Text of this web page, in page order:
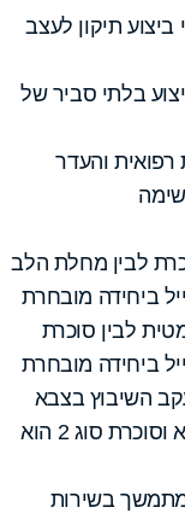
ביצוע תיקון לעצב
בלתי סביר של
והעדר
לבין מחלת הלב
ביחידה מובחרת
לבין סוכרת
ביחידה מובחרת
השיבוץ בצבא
"תקדים: הקשר בין סטרס נפשי בצבא וסוכרת סוג 2 הוא
בשירות